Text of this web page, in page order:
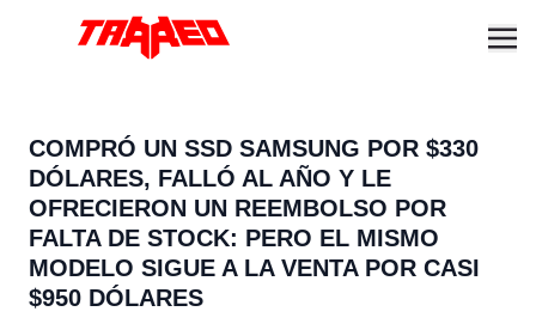
COMPRÓ UN SSD SAMSUNG POR $330
DÓLARES, FALLÓ AL AÑO Y LE
OFRECIERON UN REEMBOLSO POR
FALTA DE STOCK: PERO EL MISMO
MODELO SIGUE A LA VENTA POR CASI
$950 DÓLARES